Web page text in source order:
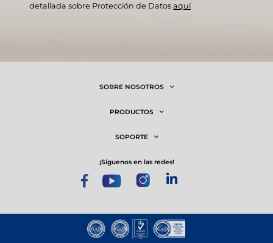
detallada sobre Protección de Datos aquí
SOBRE NOSOTROS
PRODUCTOS
SOPORTE
¡síguenos en las redes!